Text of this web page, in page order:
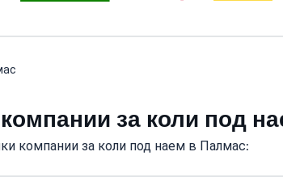
за коли под
компании за коли под наем в Палмас: